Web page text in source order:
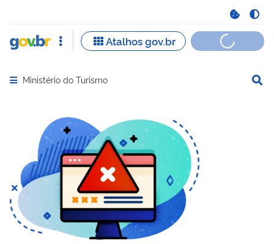
Abrir menu principal de navegação
Ministério do Turismo